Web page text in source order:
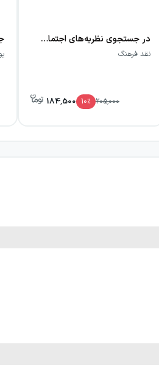
در جستجوی نظریه‌های اجتماعی در گفتمان شریعتی
نقد فرهنگ
205,000
10٪ 184,500